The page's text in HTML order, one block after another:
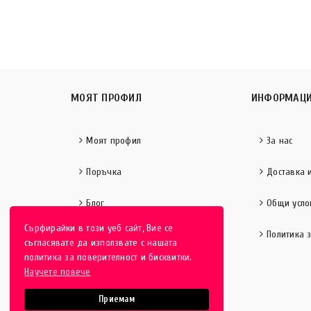
Сърфирайки в този уеб сайт, Вие се
съгласявате да използвате с нашата
политика за поверителност и бисквитки.
Научете повече
Приемам
МОЯТ ПРОФИЛ
Моят профил
Поръчка
Блог
За нас
Доставка
Общи
Политика